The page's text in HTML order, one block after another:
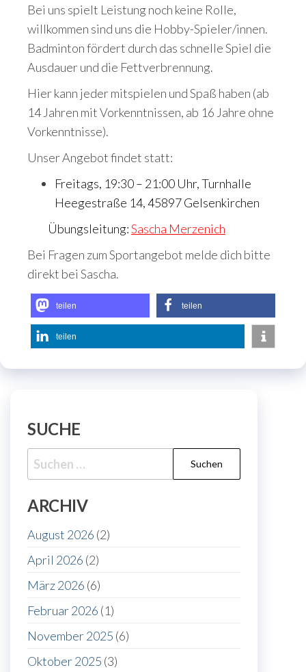
Bei uns spielt Leistung noch keine Rolle,
willkommen sind uns die Hobby-Spieler/innen.
Badminton fördert durch das schnelle Spiel die
Ausdauer und die Fettverbrennung.
Hier kann jeder mitspielen und Spaß haben (ab
14 Jahren mit Vorkenntnissen, ab 16 Jahre ohne
Vorkenntnisse).
Unser Angebot findet statt:
Freitags, 19:30 – 21:00 Uhr, Turnhalle
Heegestraße 14, 45897 Gelsenkirchen
Übungsleitung:Sascha Merzenich
Bei Fragen zum Sportangebot melde dich bitte
direkt bei Sascha.
teilen teilen
teilen
SUCHE
Suche
nach:
ARCHIV
August 2026 (2)
April 2026 (2)
März 2026 (6)
Februar 2026 (1)
November 2025 (6)
Oktober 2025 (3)